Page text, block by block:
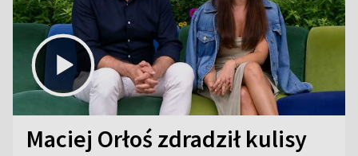
Maciej Orłoś zdradził kulisy